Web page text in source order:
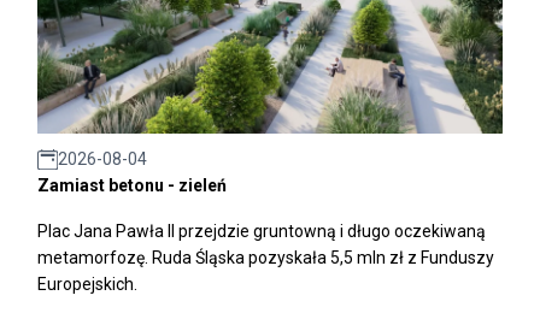
2026-08-04
Zamiast betonu - zieleń
Plac Jana Pawła II przejdzie gruntowną i długo oczekiwaną
metamorfozę. Ruda Śląska pozyskała 5,5 mln zł z Funduszy
Europejskich.